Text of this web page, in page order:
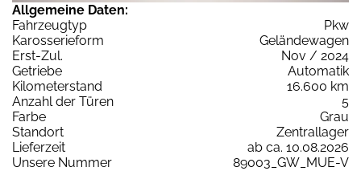
Allgemeine Daten:
Fahrzeugtyp
Pkw
Karosserieform
Geländewagen
Erst-Zul.
Nov / 2024
Getriebe
Automatik
Kilometerstand
16.600 km
Anzahl der Türen
5
Farbe
Grau
Standort
Zentrallager
Lieferzeit
ab ca. 10.08.2026
Unsere Nummer
89003_GW_MUE-V